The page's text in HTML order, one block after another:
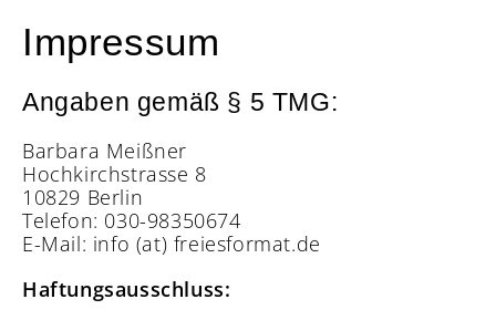
Impressum
Angaben gemäß § 5 TMG:
Barbara Meißner
Hochkirchstrasse 8
10829 Berlin
Telefon: 030-98350674
E-Mail: info (at) freiesformat.de
Haftungsausschluss: